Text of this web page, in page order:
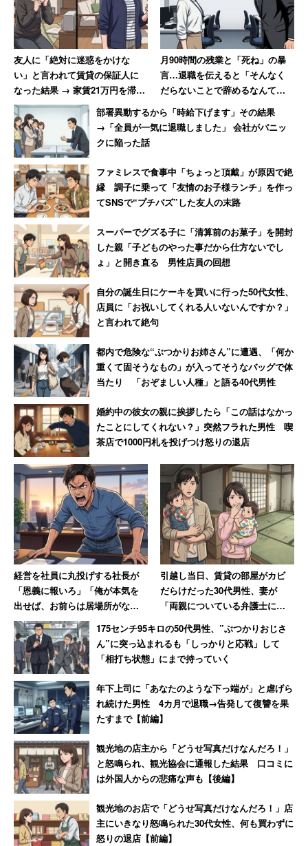
どやりませんが、完全にはやめられないですね」
（50代女性／流通・小売系／年収250万円）
という声も寄せられた。
※キャリコネニュースでは引き続き「パチンコなどギャン
ブルがやめられない人」や「夏のボーナスいくらです
か？」などのアンケートを募集しています。
—–
【あわせて読みたい】
「1997年の皐月賞で的中。馬連500倍超の特大万馬券でし
た。これがきっかけで……」ギャンブル依存に苦しむ40代
男性
【ギャンブル依存症】パチンコ店に入り浸り借金1000万
円を経験した自分が改めて思うこと
友人に「絶対に迷惑をかけな
い」と言われて賃貸の保証人に
なった結果 → 家賃21万円を滞
納、「実家に連絡する」と言っ
て絶縁した女性
月90時間の残業と「死ね」の暴
言…退職を伝えると「そんなく
だらないことで辞めるなんて」
→10年後、会社は倒産
部署異動するから「時給下げます」その結果
→「全員が一気に退職しました」 会社がパニッ
クに陥った話
ファミレスで食事中「ちょっと頂戴」が原因で絶
縁 調子に乗って「友情のお子様ランチ」を作っ
てSNSで“プチバズ”した友人の末路
スーパーでグズる子に「清算前のお菓子」を開封
した親「子どものやった事だから仕方ないでし
ょ」と開き直る 男性店員の回想
自分の誕生日にケーキを買いに行った50代女性、
店員に「お祝いしてくれる人いないんですか？」
と言われて絶句
都内で危険な“ぶつかりお姉さん”に遭遇、「何か
重くて固そうなもの」が入ってそうなバッグで体
当たり 「おぞましい人種」と語る40代男性
婚約中の彼女の親に挨拶したら「この話はなかっ
たことにしてくれない？」突然フラれた男性 喫
茶店で1000円札を投げつけ怒りの退店
経営を社員に丸投げする社長が
「恩義に報いろ」「俺が本気を
出せば、お前らは居場所がなく
なる」発言 激怒した男性、社
長を罵倒して退職【後編】
引越し当日、賃貸の部屋がカビ
だらけだった30代男性、妻が
「両親についている弁護士に相
談しますね」と反撃した結果
175センチ95キロの50代男性、”ぶつかりおじさ
ん”に突っ込まれるも「しっかりと応戦」して
「相打ち状態」にまで持っていく
年下上司に「あなたのような下っ端が」と虐げら
れ続けた男性 4カ月で退職→告発して復讐を果
たすまで【前編】
観光地の店主から「どうせ写真だけなんだろ！」
と怒鳴られ、観光協会に通報した結果 口コミに
は外国人からの悲痛な声も【後編】
観光地のお店で「どうせ写真だけなんだろ！」店
主にいきなり怒鳴られた30代女性、何も買わずに
怒りの退店【前編】